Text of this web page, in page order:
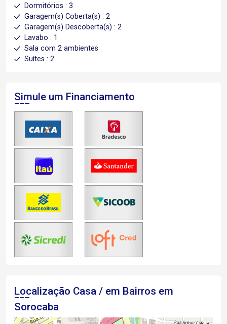
Dormitórios : 3
Garagem(s) Coberta(s) : 2
Garagem(s) Descoberta(s) : 2
Lavabo : 1
Sala com 2 ambientes
Suítes : 2
Simule um Financiamento
Localização Casa / em Bairros em
Sorocaba